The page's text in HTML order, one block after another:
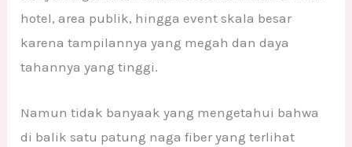
hotel, area publik, hingga event skala besar
karena tampilannya yang megah dan daya
tahannya yang tinggi.
Namun tidak banyaak yang mengetahui bahwa
di balik satu patung naga fiber yang terlihat